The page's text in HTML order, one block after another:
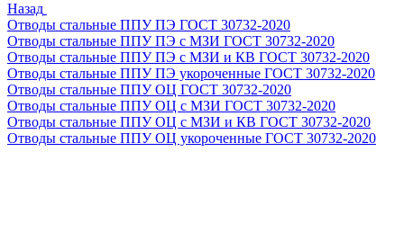
Назад
Отводы стальные ППУ ПЭ ГОСТ 30732-2020
Отводы стальные ППУ ПЭ с МЗИ ГОСТ 30732-2020
Отводы стальные ППУ ПЭ с МЗИ и КВ ГОСТ 30732-2020
Отводы стальные ППУ ПЭ укороченные ГОСТ 30732-2020
Отводы стальные ППУ ОЦ ГОСТ 30732-2020
Отводы стальные ППУ ОЦ с МЗИ ГОСТ 30732-2020
Отводы стальные ППУ ОЦ с МЗИ и КВ ГОСТ 30732-2020
Отводы стальные ППУ ОЦ укороченные ГОСТ 30732-2020